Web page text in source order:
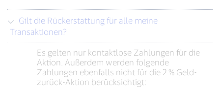
Transaktionen?
Es gelten nur kontaktlose Zahlungen für die
Aktion. Außerdem werden folgende
Zahlungen ebenfalls nicht für die 2 % Geld-
zurück-Aktion berücksichtigt: